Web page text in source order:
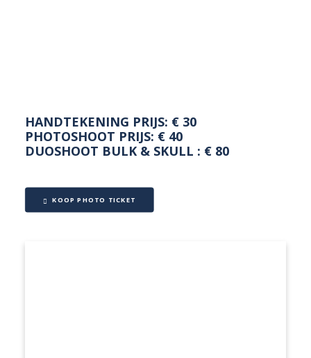
HANDTEKENING PRIJS: € 30
PHOTOSHOOT PRIJS: € 40
DUOSHOOT BULK & SKULL : € 80
KOOP PHOTO TICKET